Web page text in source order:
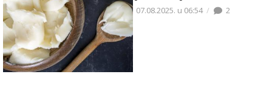
07.08.2025. u 06:54 2